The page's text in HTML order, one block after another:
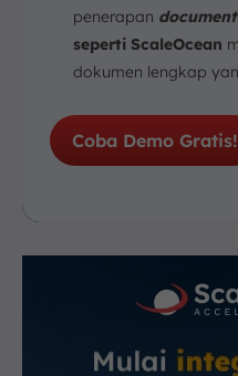
penerapan
seperti ScaleOcean
dokumen lengkap
Coba Demo Gratis!